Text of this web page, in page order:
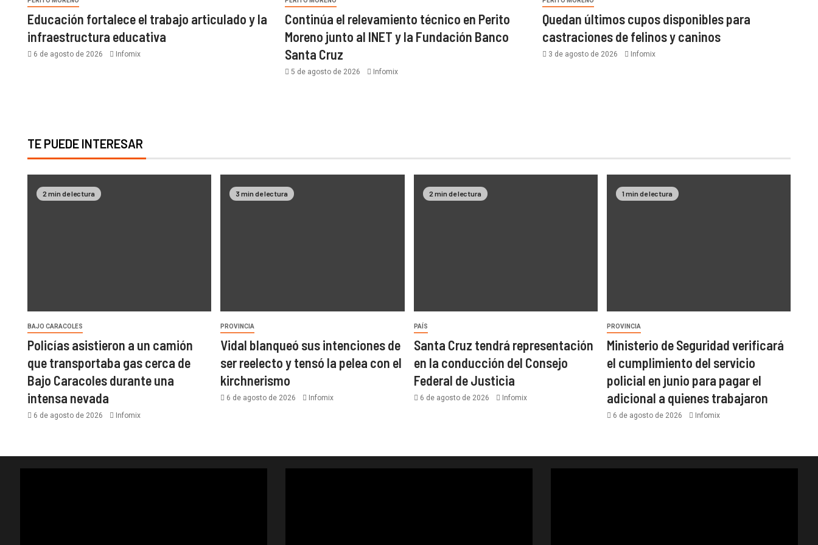
Educación fortalece el trabajo articulado y la
infraestructura educativa
6 de agosto de 2026 Infomix
Continúa el relevamiento técnico en Perito
Moreno junto al INET y la Fundación Banco
Santa Cruz
5 de agosto de 2026 Infomix
Quedan últimos cupos disponibles para
castraciones de felinos y caninos
3 de agosto de 2026 Infomix
TE PUEDE INTERESAR
2 min de lectura
BAJO CARACOLES
Policías asistieron a un camión
que transportaba gas cerca de
Bajo Caracoles durante una
intensa nevada
6 de agosto de 2026 Infomix
3 min de lectura
PROVINCIA
Vidal blanqueó sus intenciones de
ser reelecto y tensó la pelea con el
kirchnerismo
6 de agosto de 2026 Infomix
2 min de lectura
PAÍS
Santa Cruz tendrá representación
en la conducción del Consejo
Federal de Justicia
6 de agosto de 2026 Infomix
1 min de lectura
PROVINCIA
Ministerio de Seguridad verificará
el cumplimiento del servicio
policial en junio para pagar el
adicional a quienes trabajaron
6 de agosto de 2026 Infomix